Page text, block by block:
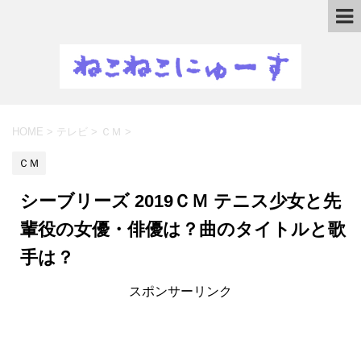
HOME > テレビ > ＣＭ >
ＣＭ
シーブリーズ 2019ＣＭ テニス少女と先
輩役の女優・俳優は？曲のタイトルと歌
手は？
スポンサーリンク